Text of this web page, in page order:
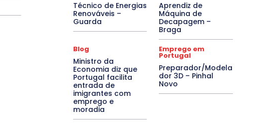
Técnico de Energias
Renováveis –
Guarda
Aprendiz de
Máquina de
Decapagem –
Braga
Blog
Ministro da
Economia diz que
Portugal facilita
entrada de
imigrantes com
emprego e
moradia
Emprego em
Portugal
Preparador/Modela
dor 3D – Pinhal
Novo